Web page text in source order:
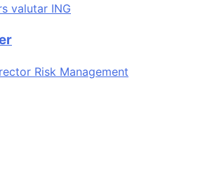
valutar ING
Risk Management